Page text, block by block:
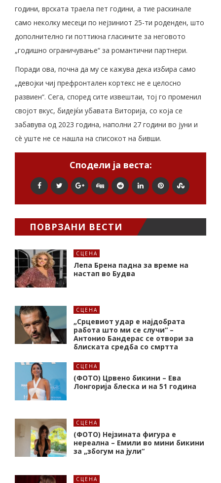
години, врската траела пет години, а тие раскинале
само неколку месеци по нејзиниот 25-ти роденден, што
дополнително ги поттикна гласините за неговото
„годишно ограничување“ за романтични партнери.
Поради ова, почна да му се кажува дека избира само
„девојки чиј префронтален кортекс не е целосно
развиен“. Сега, според сите извештаи, тој го променил
својот вкус, бидејќи убавата Виторија, со која се
забавува од 2023 година, наполни 27 години во јуни и
сè уште не се нашла на списокот на бивши.
Сподели ја веста:
ПОВРЗАНИ ВЕСТИ
СЦЕНА
Лепа Брена падна за време на
настап во Будва
СЦЕНА
„Срцевиот удар е најдобрата
работа што ми се случи“ –
Антонио Бандерас се отвори за
блиската средба со смртта
СЦЕНА
(ФОТО) Црвено бикини – Ева
Лонгорија блеска и на 51 година
СЦЕНА
(ФОТО) Нејзината фигура е
нереална – Емили во мини бикини
за „збогум на јули“
СЦЕНА